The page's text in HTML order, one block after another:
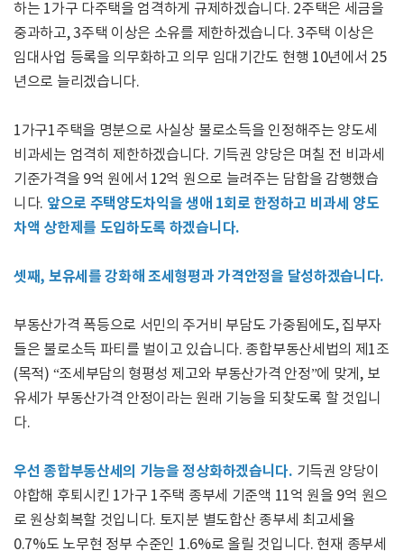
하는 1가구 다주택을 엄격하게 규제하겠습니다. 2주택은 세금을
중과하고, 3주택 이상은 소유를 제한하겠습니다. 3주택 이상은
임대사업 등록을 의무화하고 의무 임대기간도 현행 10년에서 25
년으로 늘리겠습니다.
1가구1주택을 명분으로 사실상 불로소득을 인정해주는 양도세
비과세는 엄격히 제한하겠습니다. 기득권 양당은 며칠 전 비과세
기준가격을 9억 원에서 12억 원으로 늘려주는 담합을 감행했습
니다. 앞으로 주택양도차익을 생애 1회로 한정하고 비과세 양도
차액 상한제를 도입하도록 하겠습니다.
셋째, 보유세를 강화해 조세형평과 가격안정을 달성하겠습니다.
부동산가격 폭등으로 서민의 주거비 부담도 가중됨에도, 집부자
들은 불로소득 파티를 벌이고 있습니다. 종합부동산세법의 제1조
(목적) “조세부담의 형평성 제고와 부동산가격 안정”에 맞게, 보
유세가 부동산가격 안정이라는 원래 기능을 되찾도록 할 것입니
다.
우선 종합부동산세의 기능을 정상화하겠습니다. 기득권 양당이
야합해 후퇴시킨 1가구 1주택 종부세 기준액 11억 원을 9억 원으
로 원상회복할 것입니다. 토지분 별도합산 종부세 최고세율
0.7%도 노무현 정부 수준인 1.6%로 올릴 것입니다. 현재 종부세